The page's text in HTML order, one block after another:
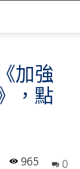
加強
，點
0
965